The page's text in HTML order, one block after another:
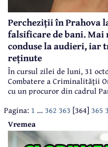
Percheziții în Prahova
falsificare de bani. Mai
conduse la audieri, iar
reținute
În cursul zilei de luni, 31
Combatere a Criminalității
cu un procuror din cadrul
percheziție domiciliară, în
Năsăud, Caraș-Severin,
Timiș și Vâlcea, precum și
persoane bănuite de
Pagina: 1 ... 362 363 [364] 365
Vremea